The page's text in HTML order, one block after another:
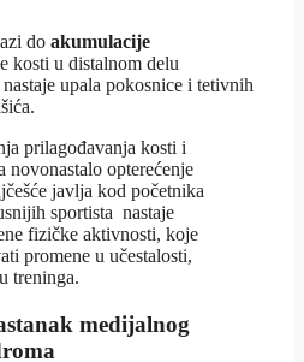
do akumulacije
kosti u distalnom delu
upala pokosnice i tetivnih
prilagođavanja kosti i
novonastalo opterećenje
javlja kod početnika
sportista nastaje
fizičke aktivnosti, koje
promene u učestalosti,
treninga.
medijalnog